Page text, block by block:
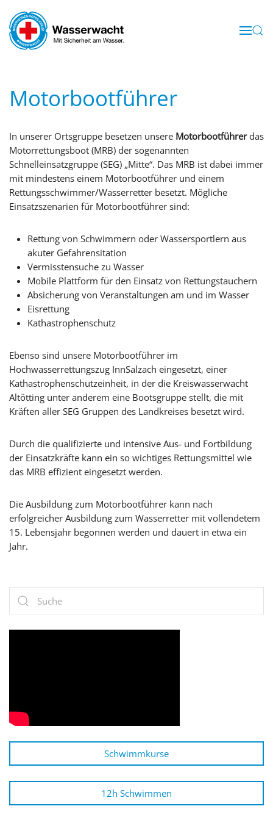
Skip to main content
Motorbootführer
In unserer Ortsgruppe besetzen unsere Motorbootführerdas
Motorrettungsboot (MRB) der sogenannten
Schnelleinsatzgruppe (SEG) „Mitte“. Das MRB ist dabei immer
mit mindestens einem Motorbootführer und einem
Rettungsschwimmer/Wasserretter besetzt. Mögliche
Einsatzszenarien für Motorbootführer sind:
Rettung von Schwimmern oder Wassersportlern aus
akuter Gefahrensitation
Vermisstensuche zu Wasser
Mobile Plattform für den Einsatz von Rettungstauchern
Absicherung von Veranstaltungen am und im Wasser
Eisrettung
Kathastrophenschutz
Ebenso sind unsere Motorbootführer im
Hochwasserrettungszug InnSalzach eingesetzt, einer
Kathastrophenschutzeinheit, in der die Kreiswasserwacht
Altötting unter anderem eine Bootsgruppe stellt, die mit
Kräften aller SEG Gruppen des Landkreises besetzt wird.
Durch die qualifizierte und intensive Aus- und Fortbildung
der Einsatzkräfte kann ein so wichtiges Rettungsmittel wie
das MRB effizient eingesetzt werden.
Die Ausbildung zum Motorbootführer kann nach
erfolgreicher Ausbildung zum Wasserretter mit vollendetem
15. Lebensjahr begonnen werden und dauert in etwa ein
Jahr.
Schwimmkurse
12h Schwimmen